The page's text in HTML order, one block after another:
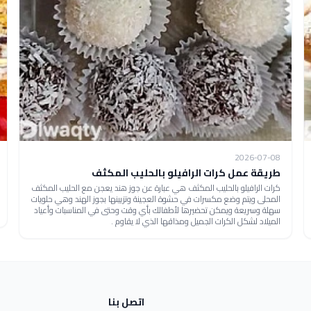
2026-07-08
طريقة عمل كرات الرافيلو بالحليب المكثف
كرات الرافيلو بالحليب المكثف هي عبارة عن جوز هند يعجن مع الحليب المكثف
المحلى ويتم وضع مكسرات في حشوة العجينة وتزيينها بجوز الهند وهي حلويات
سهلة وسريعة ويمكن تحضيرها لأطفالك بأي وقت وحتى في المناسبات وأعياد
الميلاد لشكل الكرات الجميل ومذاقها الذي لا يقاوم .
اتصل بنا